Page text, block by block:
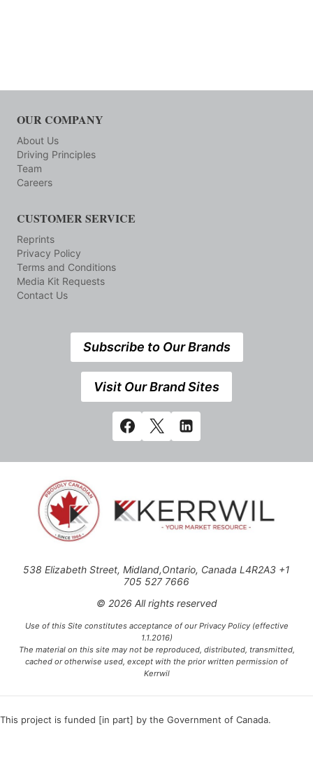
OUR COMPANY
About Us
Driving Principles
Team
Careers
CUSTOMER SERVICE
Reprints
Privacy Policy
Terms and Conditions
Media Kit Requests
Contact Us
Subscribe to Our Brands
Visit Our Brand Sites
538 Elizabeth Street, Midland,Ontario, Canada L4R2A3 +1
705 527 7666
© 2026 All rights reserved
Use of this Site constitutes acceptance of our Privacy Policy (effective
1.1.2016)
The material on this site may not be reproduced, distributed, transmitted,
cached or otherwise used, except with the prior written permission of
Kerrwil
This project is funded [in part] by the Government of Canada.